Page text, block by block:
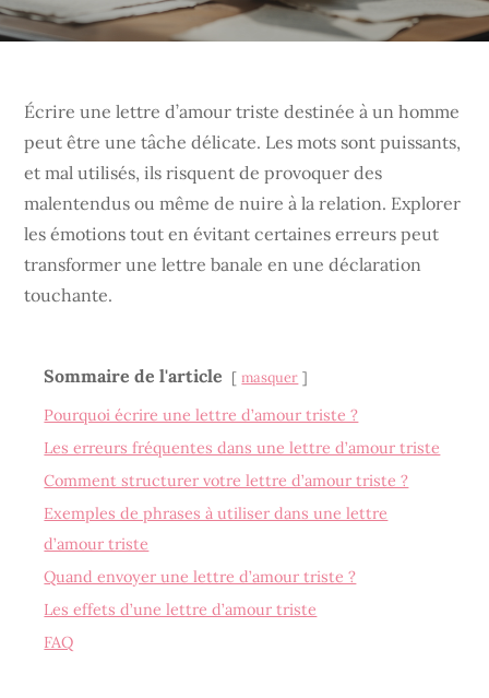
Écrire une lettre d’amour triste destinée à un homme
peut être une tâche délicate. Les mots sont puissants,
et mal utilisés, ils risquent de provoquer des
malentendus ou même de nuire à la relation. Explorer
les émotions tout en évitant certaines erreurs peut
transformer une lettre banale en une déclaration
touchante.
Sommaire de l'article masquer
Pourquoi écrire une lettre d’amour triste ?
Les erreurs fréquentes dans une lettre d’amour triste
Comment structurer votre lettre d’amour triste ?
Exemples de phrases à utiliser dans une lettre
d’amour triste
Quand envoyer une lettre d’amour triste ?
Les effets d’une lettre d’amour triste
FAQ